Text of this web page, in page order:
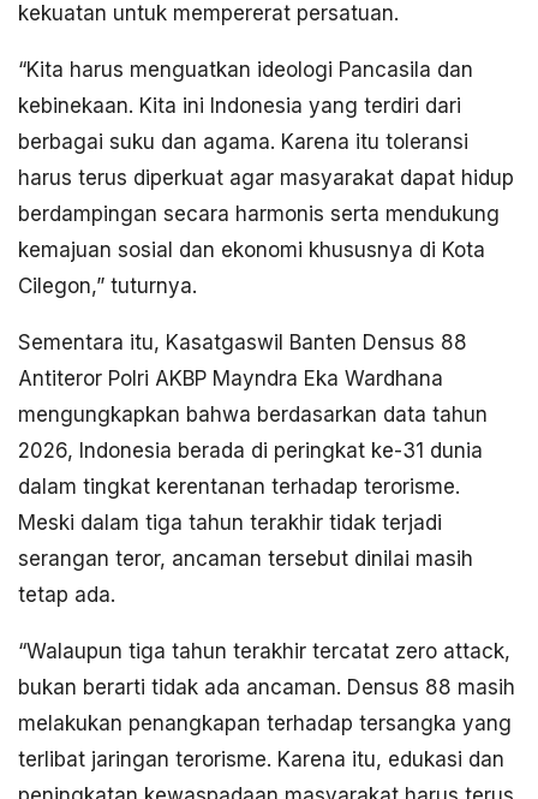
kekuatan untuk mempererat persatuan.
“Kita harus menguatkan ideologi Pancasila dan
kebinekaan. Kita ini Indonesia yang terdiri dari
berbagai suku dan agama. Karena itu toleransi
harus terus diperkuat agar masyarakat dapat hidup
berdampingan secara harmonis serta mendukung
kemajuan sosial dan ekonomi khususnya di Kota
Cilegon,” tuturnya.
Sementara itu, Kasatgaswil Banten Densus 88
Antiteror Polri AKBP Mayndra Eka Wardhana
mengungkapkan bahwa berdasarkan data tahun
2026, Indonesia berada di peringkat ke-31 dunia
dalam tingkat kerentanan terhadap terorisme.
Meski dalam tiga tahun terakhir tidak terjadi
serangan teror, ancaman tersebut dinilai masih
tetap ada.
“Walaupun tiga tahun terakhir tercatat zero attack,
bukan berarti tidak ada ancaman. Densus 88 masih
melakukan penangkapan terhadap tersangka yang
terlibat jaringan terorisme. Karena itu, edukasi dan